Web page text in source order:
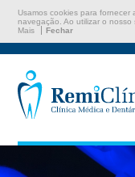
Usamos cookies para
navegação. Ao utilizar o
Mais
Fechar